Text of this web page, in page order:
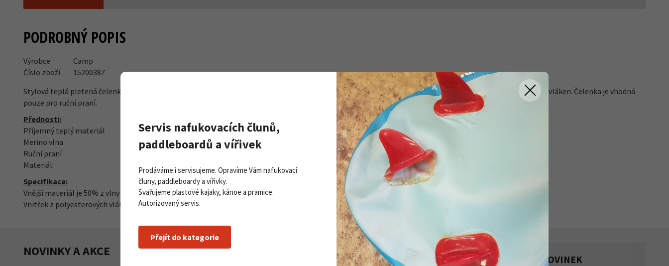
PODROBNÝ POPIS
Výrobce
Camp
Číslo zboží
15200387
Stylová teplá pletená čelenka. Vnější materiál je 50% z vlny Merino a 50% Polyakryl. Vnitřní měkká podšívka je vyrobena z velmi příjemných polyesterových vláken. Čelenka je vhodná
pouze pro ruční praní.
Přednosti:
Příjemný teplý materiál
Merino vlna
Ruční praní
Materiál:
Specifikace:
Vnější materiál je 50% z vlny Merino a 50% Polyakryl
Vnitřek z polyesterových vláken.
NOVINKY A AKCE Zobrazit všechny novinky PŘIHLASTE SE K ODBĚRU NOVINEK
Servis nafukovacích člunů,
paddleboardů a vířivek
Prodáváme i servisujeme. Opravíme Vám nafukovací
čluny, paddleboardy a vířivky.
Svařujeme plastové kajaky, kánoe a pramice.
Autorizovaný servis.
Přejít do kategorie